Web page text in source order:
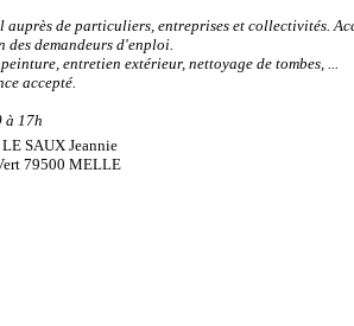
auprès de particuliers, entreprises et collectivités.
des demandeurs d'enploi.
entretien extérieur, nettoyage de tombes, ...
accepté.
à 17h
SAUX Jeannie
79500 MELLE